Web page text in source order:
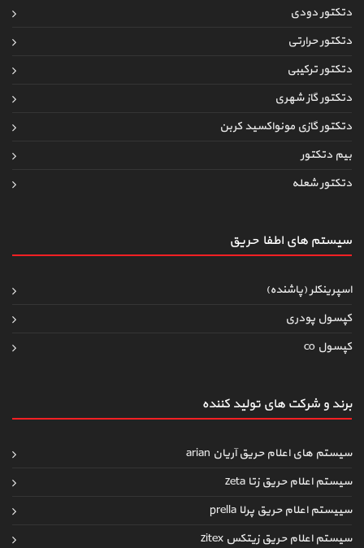
دتکتور دودی
دتکتور حرارتی
دتکتور ترکیبی
دتکتور گاز شهری
دتکتور گازی مونواکسید کربن
بیم دتکتور
دتکتور شعله
سیستم های اطفاءحریق
اسپرینکلر (پاشنده)
کپسول پودری
کپسول co
برند و شرکت های تولید کننده
سیستم های اعلام حریق آریان arian
سیستم اعلام حریق زتا zeta
سییستم اعلام حریق پرلا prella
سیستم اعلام حریق زیتکس zitex